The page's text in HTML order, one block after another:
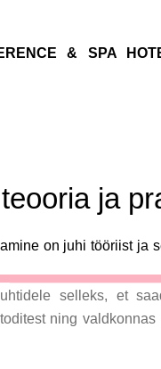
& SPA
ja
on juhi tööriist ja
selleks, et
ning valdkonnas